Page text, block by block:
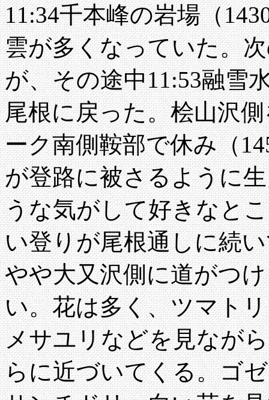
11:34千本峰の岩場（
雲が多くなっていた。
が、その途中11:53融雪
尾根に戻った。桧山沢
ーク南側鞍部で休み（
が登路に被さるように
うな気がして好きなと
い登りが尾根通しに続
やや大又沢側に道がつ
い。花は多く、ツマト
メサユリなどを見なが
らに近づいてくる。ゴ